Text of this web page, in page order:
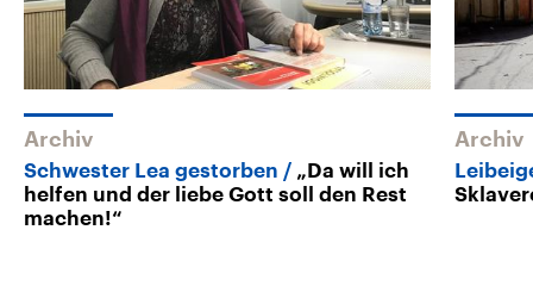
Archiv
Schwester Lea gestorben
„Da will ich
helfen und der liebe Gott soll den Rest
machen!“
Archiv